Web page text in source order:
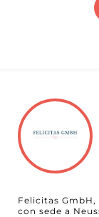
Felicitas
con sede a